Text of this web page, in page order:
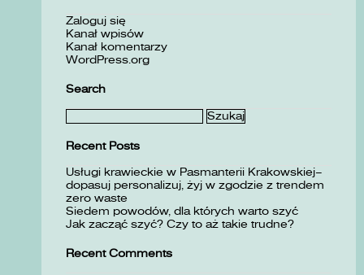
Zaloguj się
Kanał wpisów
Kanał komentarzy
WordPress.org
Search
Szukaj:
Recent Posts
Usługi krawieckie w Pasmanterii Krakowskiej–
dopasuj personalizuj, żyj w zgodzie z trendem
zero waste
Siedem powodów, dla których warto szyć
Jak zacząć szyć? Czy to aż takie trudne?
Recent Comments